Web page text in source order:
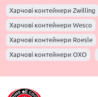
Харчові контейнери Zwilling
Харчові контейнери Wesco
Харчові контейнери Roesle
Харчові контейнери OXO